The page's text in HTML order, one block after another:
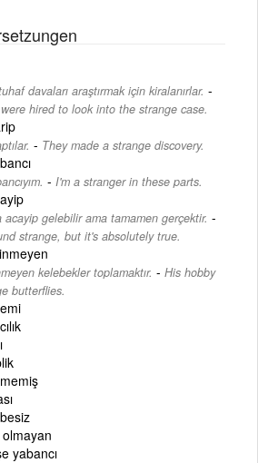
davaları araştırmak için kiralanırlar. -
hired to look into the strange case.
- They made a strange discovery.
- I'm a stranger in these parts.
acayip gelebilir ama tamamen gerçektir. -
strange, but it's absolutely true.
kelebekler toplamaktır. - His hobby
butterflies.
olmayan
yabancı